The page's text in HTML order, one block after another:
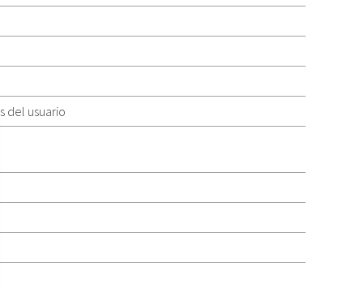
del usuario